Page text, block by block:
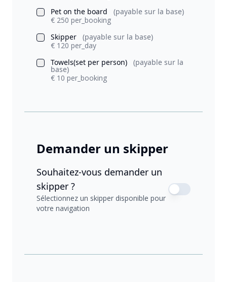
Pet on the board
(payable sur la base)
€ 250 per_booking
Skipper
(payable sur la base)
€ 120 per_day
Towels(set per person)
(payable sur la
base)
€ 10 per_booking
Demander un skipper
Souhaitez-vous demander un
skipper ?
Sélectionnez un skipper disponible pour
votre navigation